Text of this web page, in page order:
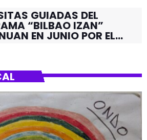
GUIADAS DEL
“BILBAO IZAN”
EN JUNIO POR EL